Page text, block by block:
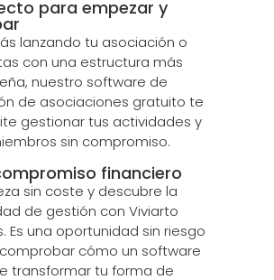
para empezar y
lanzando tu asociación o
con una estructura más
nuestro software de
de asociaciones gratuito te
gestionar tus actividades y
sin compromiso.
financiero
sin coste y descubre la
de gestión con Viviarto
Es una oportunidad sin riesgo
cómo un software
transformar tu forma de